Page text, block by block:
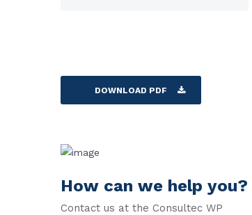
DOWNLOAD PDF
How can we help you?
Contact us at the Consultec WP